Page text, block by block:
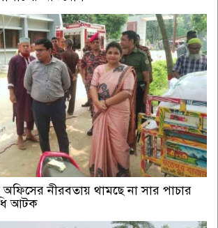
নীরবতায় থামছে না সার পাচার
আটক